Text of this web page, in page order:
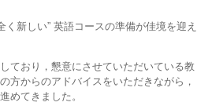
く新しい” 英語コースの準備が佳境を迎え
ており，懇意にさせていただいている教
方からのアドバイスをいただきながら，
めてきました。